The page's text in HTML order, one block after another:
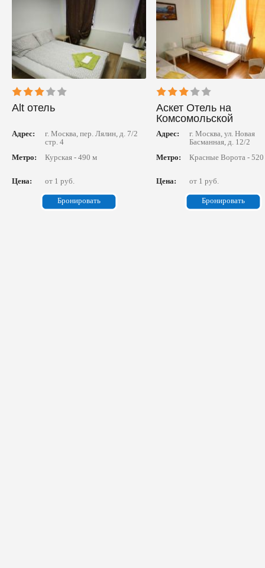
Alt отель
Адрес:
г. Москва, пер. Лялин, д. 7/2
стр. 4
Метро:
Курская - 490 м
Цена: от 1 руб.
Бронировать
Аскет Отель на
Комсомольской
Адрес:
г. Москва, ул. Новая
Басманная, д. 12/2
Метро:
Красные Ворота -
Цена: от 1 руб.
Бронировать